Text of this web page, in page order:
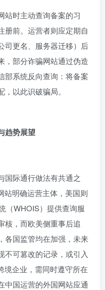
站时主动查询备案的习
册前。运营者则应定期自
司更名、服务器迁移）后
，部分诈骗网站通过伪造
部系统反向查询：将备案
以此识破骗局。
趋势展望
国际通行做法有共通之
站明确运营主体，美国则
（WHOIS）提供查询服
核，而欧美侧重事后追
各国监管均在加强，未来
不可篡改的记录，或引入
境企业，需同时遵守所在
中国运营的外国网站应通